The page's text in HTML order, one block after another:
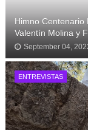
Himno Centenario
Valentín Molina y
September 04,
ENTREVISTAS